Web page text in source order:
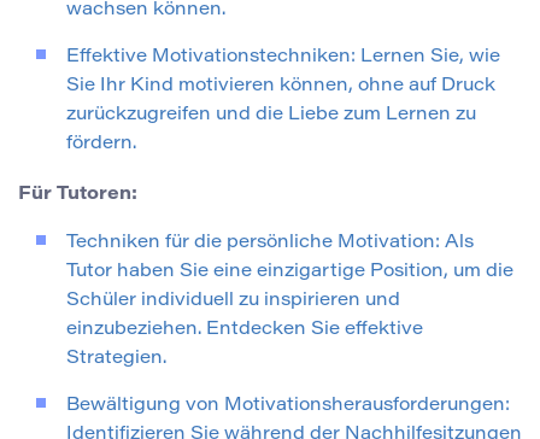
wachsen können.
Effektive Motivationstechniken: Lernen Sie, wie
Sie Ihr Kind motivieren können, ohne auf Druck
zurückzugreifen und die Liebe zum Lernen zu
fördern.
Für Tutoren:
Techniken für die persönliche Motivation: Als
Tutor haben Sie eine einzigartige Position, um die
Schüler individuell zu inspirieren und
einzubeziehen. Entdecken Sie effektive
Strategien.
Bewältigung von Motivationsherausforderungen:
Identifizieren Sie während der Nachhilfesitzungen